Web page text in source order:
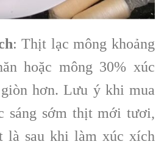
: Thịt lạc mông khoảng
hoặc mông 30% xúc
hơn. Lưu ý khi mua
sáng sớm thịt mới tươi,
là sau khi làm xúc xích